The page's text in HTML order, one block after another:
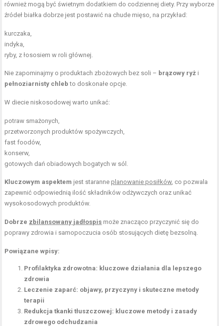
również mogą być świetnym dodatkiem do codziennej diety. Przy wyborze
źródeł białka dobrze jest postawić na chude mięso, na przykład:
kurczaka,
indyka,
ryby, z łososiem w roli głównej.
Nie zapominajmy o produktach zbożowych bez soli – brązowy ryż i
pełnoziarnisty chleb to doskonałe opcje.
W diecie niskosodowej warto unikać:
potraw smażonych,
przetworzonych produktów spożywczych,
fast foodów,
konserw,
gotowych dań obiadowych bogatych w sól.
Kluczowym aspektem jest staranne planowanie posiłków, co pozwala
zapewnić odpowiednią ilość składników odżywczych oraz unikać
wysokosodowych produktów.
Dobrze zbilansowany jadłospis może znacząco przyczynić się do
poprawy zdrowia i samopoczucia osób stosujących dietę bezsolną.
Powiązane wpisy:
Profilaktyka zdrowotna: kluczowe działania dla lepszego
zdrowia
Leczenie zaparć: objawy, przyczyny i skuteczne metody
terapii
Redukcja tkanki tłuszczowej: kluczowe metody i zasady
zdrowego odchudzania